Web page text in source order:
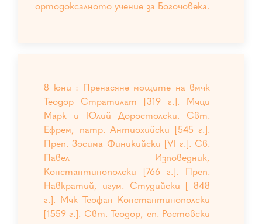
ортодоксалното учение за Богочовека.
8 юни : Пренасяне мощите на вмчк
Теодор Стратилат [319 г.]. Мчци
Марк и Юлий Доростолски. Свт.
Ефрем, патр. Антиохийски [545 г.].
Преп. Зосима Финикийски [VI г.]. Св.
Павел Изповедник,
Константинополски [766 г.]. Преп.
Навкратий, игум. Студийски [ 848
г.]. Мчк Теофан Константинополски
[1559 г.]. Свт. Теодор, еп. Ростовски